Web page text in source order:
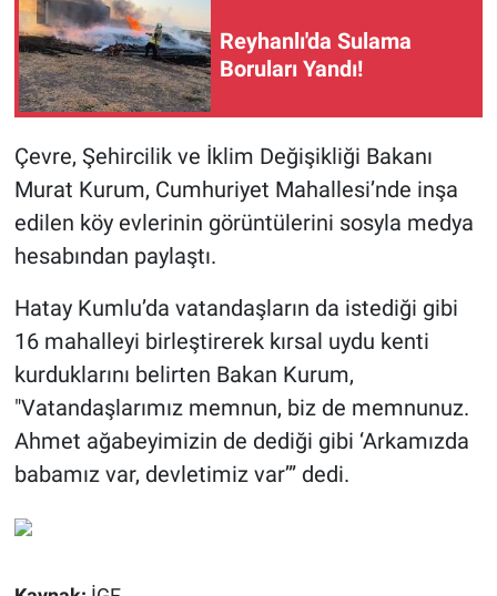
Reyhanlı'da Sulama
Boruları Yandı!
Çevre, Şehircilik ve İklim Değişikliği Bakanı
Murat Kurum, Cumhuriyet Mahallesi’nde inşa
edilen köy evlerinin görüntülerini sosyla medya
hesabından paylaştı.
Hatay Kumlu’da vatandaşların da istediği gibi
16 mahalleyi birleştirerek kırsal uydu kenti
kurduklarını belirten Bakan Kurum,
"Vatandaşlarımız memnun, biz de memnunuz.
Ahmet ağabeyimizin de dediği gibi ‘Arkamızda
babamız var, devletimiz var’” dedi.